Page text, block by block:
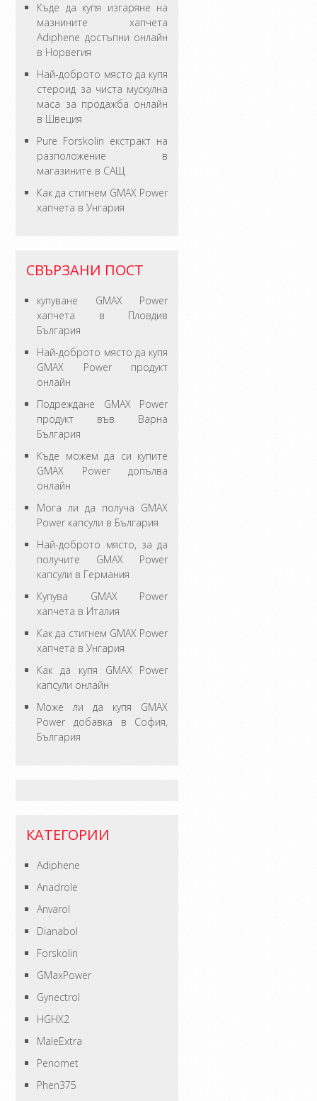
Къде да купя изгаряне на
мазнините хапчета
Adiphene достъпни онлайн
в Норвегия
Най-доброто място да купя
стероид за чиста мускулна
маса за продажба онлайн
в Швеция
Pure Forskolin екстракт на
разположение в
магазините в САЩ
Как да стигнем GMAX Power
хапчета в Унгария
СВЪРЗАНИ ПОСТ
купуване GMAX Power
хапчета в Пловдив
България
Най-доброто място да купя
GMAX Power продукт
онлайн
Подреждане GMAX Power
продукт във Варна
България
Къде можем да си купите
GMAX Power допълва
онлайн
Мога ли да получа GMAX
Power капсули в България
Най-доброто място, за да
получите GMAX Power
капсули в Германия
Купува GMAX Power
хапчета в Италия
Как да стигнем GMAX Power
хапчета в Унгария
Как да купя GMAX Power
капсули онлайн
Може ли да купя GMAX
Power добавка в София,
България
КАТЕГОРИИ
Adiphene
Anadrole
Anvarol
Dianabol
Forskolin
GMaxPower
Gynectrol
HGHX2
MaleExtra
Penomet
Phen375